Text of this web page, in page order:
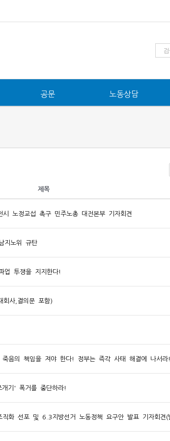
공문 노동상담
제목
노정교섭 촉구 민주노총 대전본부 기자회견
지노위 규탄
업 투쟁을 지지한다!
회사,결의문 포함)
음의 책임을 져야 한다! 정부는 즉각 사태 해결에 나서라!
기' 폭거를 중단하라!